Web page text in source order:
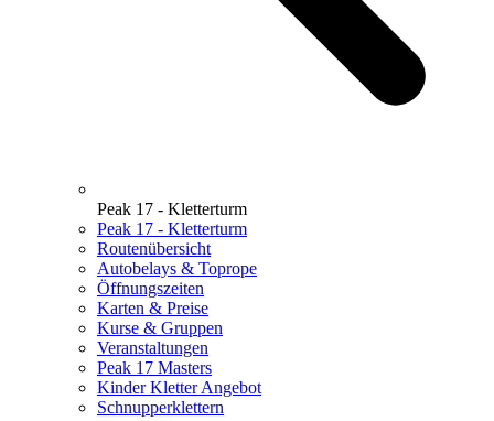
Peak 17 - Kletterturm
Peak 17 - Kletterturm
Routenübersicht
Autobelays & Toprope
Öffnungszeiten
Karten & Preise
Kurse & Gruppen
Veranstaltungen
Peak 17 Masters
Kinder Kletter Angebot
Schnupperklettern